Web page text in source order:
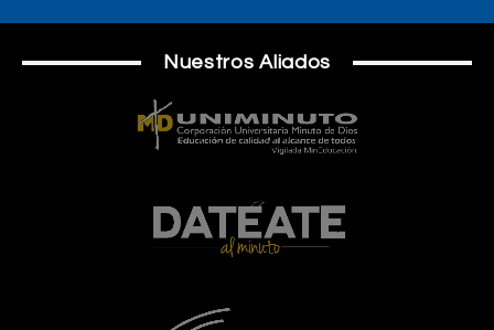
Nuestros Aliados